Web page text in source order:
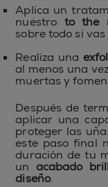
Aplica un
nuestro to the
sobre todo si
Realiza una
al menos una
muertas y
Después de
aplicar una
proteger las
este paso final
duración de tu
un acabado
diseño.